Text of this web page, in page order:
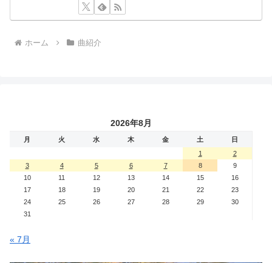
ホーム 曲紹介
2026年8月
月 火 水 木 金 土
日
1
2
3
4 5 6 7 8
9
10
11 12 13 14 15
16
17
18 19 20 21 22
23
24
25 26 27 28 29
30
31
« 7月